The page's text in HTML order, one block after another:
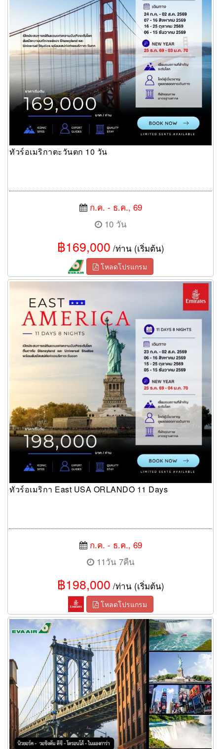
ทัวร์อเมริกาตะวันตก 10 วัน
ก.ค. - ธ.ค., 69
10 วัน
฿169,000 /ท่าน (เริ่มต้น)
โหลดโปรแกรม
ทัวร์อเมริกา East USA ORLANDO 11 Days
ก.ค. - ธ.ค., 69
11วัน 7คืน
฿198,000 /ท่าน (เริ่มต้น)
โหลดโปรแกรม
ทัวร์อเมริกา แคนาดา East USA Canada 10 Days